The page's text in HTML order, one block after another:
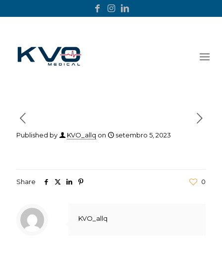
Published by KVO_allq on setembro 5, 2023
Share 0
KVO_allq